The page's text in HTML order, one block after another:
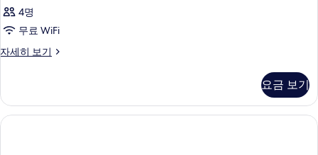
4명
무료 WiFi
자세히 보기
객
히
보
기
요금 보기